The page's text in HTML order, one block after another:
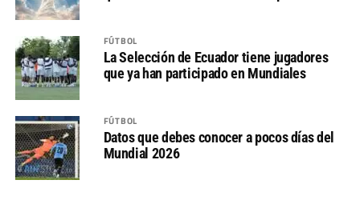
FÚTBOL
La Selección de Ecuador tiene jugadores
que ya han participado en Mundiales
FÚTBOL
Datos que debes conocer a pocos días del
Mundial 2026